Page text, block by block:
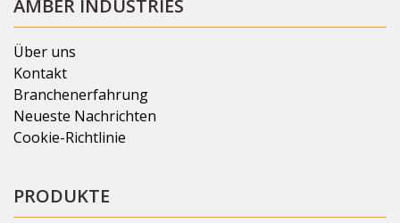
AMBER INDUSTRIES
Über uns
Kontakt
Branchenerfahrung
Neueste Nachrichten
Cookie-Richtlinie
PRODUKTE